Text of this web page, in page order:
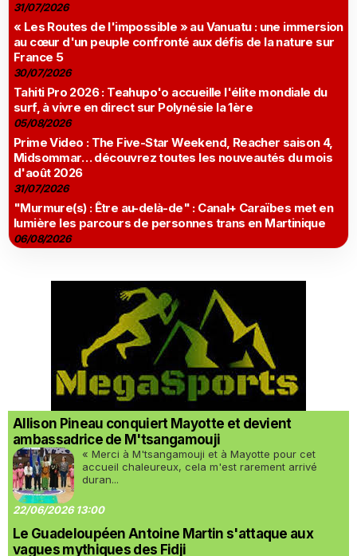
31/07/2026
« Les Routes de l'impossible » au Vanuatu : une immersion
au cœur d'un peuple confronté aux défis de la nature sur
France 5
30/07/2026
Tahiti Pro 2026 : Teahupo'o accueille l'élite mondiale du
surf, à vivre en direct sur Polynésie la 1ère
05/08/2026
Prime Video : The Five-Star Weekend, Reacher saison 4,
Midsommar… découvrez toutes les nouveautés du mois
d'août 2026
31/07/2026
"Murmure(s) : Être au-delà-de" : Canal+ Caraïbes met en
lumière les parcours de personnes trans en Martinique
06/08/2026
Allison Pineau conquiert Mayotte et devient
ambassadrice de M'tsangamouji
« Merci à M'tsangamouji et à Mayotte pour cet
accueil chaleureux, cela m'est rarement arrivé
duran...
22/06/2026 13:00
Le Guadeloupéen Antoine Martin s'attaque aux
vagues mythiques des Fidji